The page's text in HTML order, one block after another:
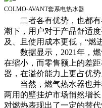
COLMO-AVANT套系电热水器
二者各有优势，也都有
潮下，用户对于产品舒适
及、且使用成本更低，“燃
数据显示，2021年，燃
在缩小，而零售额上的差
器，在溢价能力上更占优势
当然，燃气热水器也并
两用的壁挂炉市场悄然增
对燃热表现出了一定的替代